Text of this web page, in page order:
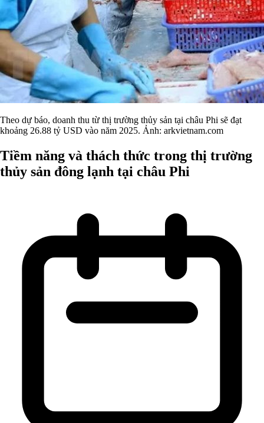
Theo dự báo, doanh thu từ thị trường thủy sản tại châu Phi sẽ đạt
khoảng 26.88 tỷ USD vào năm 2025. Ảnh: arkvietnam.com
Tiềm năng và thách thức trong thị trường
thủy sản đông lạnh tại châu Phi